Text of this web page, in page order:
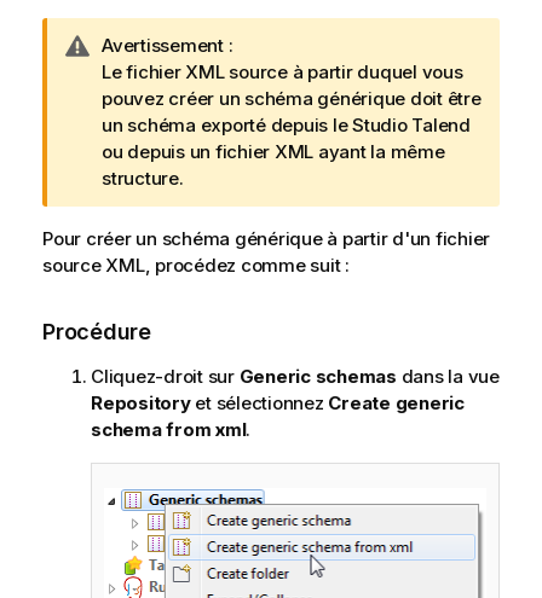
N
o
t
e
I
n
f
o
r
t
i
o
n
s
Avertissement :
Le fichier XML source à partir duquel vous
pouvez créer un schéma générique doit être
un schéma exporté depuis leStudio Talend
ou depuis un fichier XML ayant la même
structure.
Pour créer un schéma générique à partir d'un fichier
source XML, procédez comme suit :
Procédure
Cliquez-droit sur Generic schemas dans la vue
Repositoryet sélectionnez Create generic
schema from xml.